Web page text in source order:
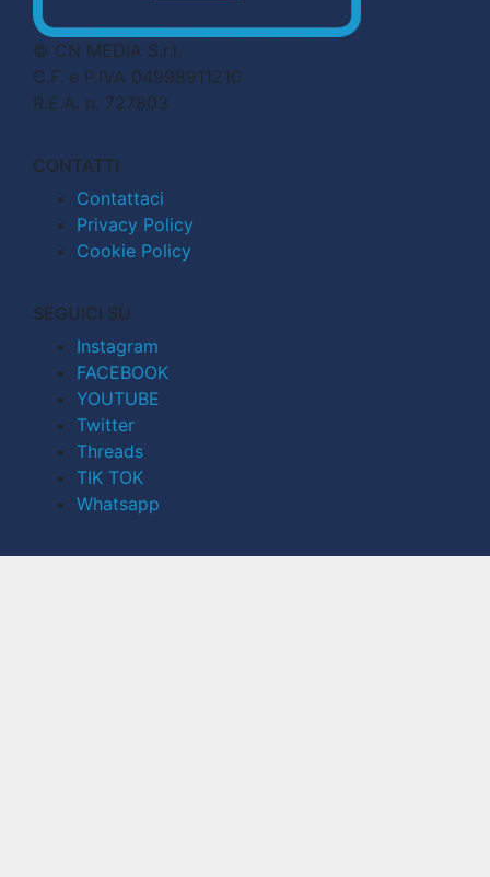
© CN MEDIA S.r.l.
C.F. e P.IVA 04998911210
R.E.A. n. 727803
CONTATTI
Contattaci
Privacy Policy
Cookie Policy
SEGUICI SU
Instagram
FACEBOOK
YOUTUBE
Twitter
Threads
TIK TOK
Whatsapp